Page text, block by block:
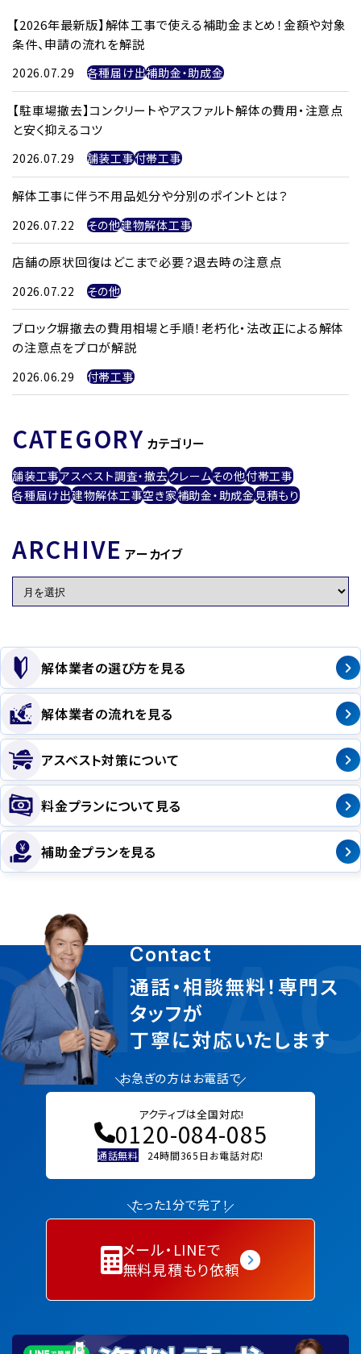
【2026年最新版】解体工事で使える補助金まとめ！金額や対象
条件、申請の流れを解説
2026.07.29 各種届け出補助金・助成金
【駐車場撤去】コンクリートやアスファルト解体の費用・注意点
と安く抑えるコツ
2026.07.29 舗装工事付帯工事
解体工事に伴う不用品処分や分別のポイントとは？
2026.07.22 その他建物解体工事
店舗の原状回復はどこまで必要？退去時の注意点
2026.07.22 その他
ブロック塀撤去の費用相場と手順！老朽化・法改正による解体
の注意点をプロが解説
2026.06.29 付帯工事
CATEGORY カテゴリー
舗装工事アスベスト調査・撤去クレームその他付帯工事
各種届け出建物解体工事空き家補助金・助成金見積もり
ARCHIVE アーカイブ
解体業者の選び方を見る
解体業者の流れを見る
アスベスト対策について
料金プランについて見る
補助金プランを見る
Contact
通話・相談無料！専門ス
タッフが
丁寧に対応いたします
お急ぎの方はお電話で
アクティブは全国対応!
0120-084-085
通話無料 24時間365日お電話対応!
たった1分で完了！
メール・LINEで
無料見積もり依頼